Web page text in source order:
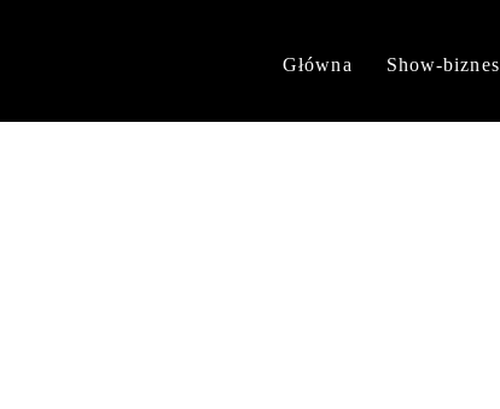
Główna Show-biznes